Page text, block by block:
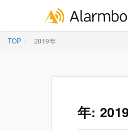
Skip
TOP 2019年
年: